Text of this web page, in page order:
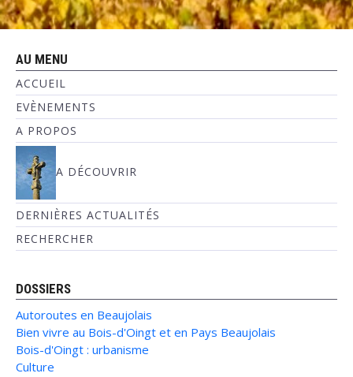
AU MENU
ACCUEIL
EVÈNEMENTS
A PROPOS
A DÉCOUVRIR
DERNIÈRES ACTUALITÉS
RECHERCHER
DOSSIERS
Autoroutes en Beaujolais
Bien vivre au Bois-d'Oingt et en Pays Beaujolais
Bois-d'Oingt : urbanisme
Culture